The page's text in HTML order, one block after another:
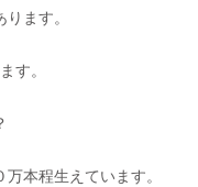
ます。
す。
本程生えています。